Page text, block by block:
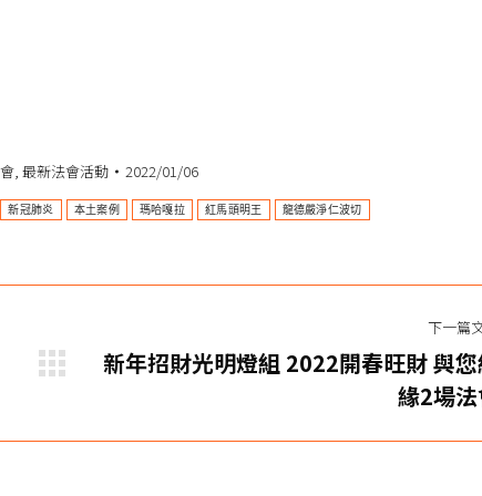
, 最新法會活動
2022/01/06
新冠肺炎 本土案例 瑪哈嘎拉 紅馬頭明王 龍德嚴淨仁波切
下一篇
下
篇
新年招財光明燈組 2022開春旺財 與
緣2場